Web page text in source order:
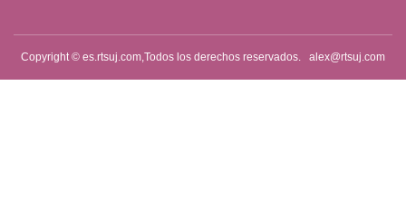
Copyright © es.rtsuj.com,Todos los derechos reservados. alex@rtsuj.com